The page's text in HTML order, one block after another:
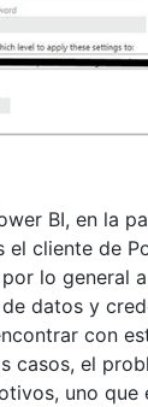
BI, en la
el cliente de
lo general
datos y
con
casos, el
uno que